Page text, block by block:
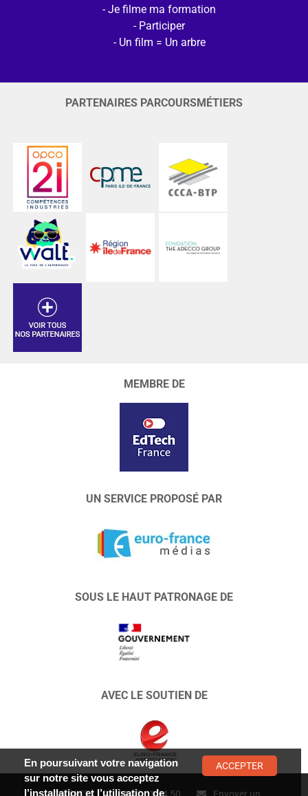
Je filme ma formation
Participer
Un film = Un arbre
PARTENAIRES PARCOURSMÉTIERS
MEMBRE DE
UN SERVICE PROPOSÉ PAR
SOUS LE HAUT PATRONAGE DE
AVEC LE SOUTIEN DE
CONTACT : 01 47 01 34 50 Envoyer un
En poursuivant votre navigation
sur notre site vous acceptez
l’installation et l’utilisation de
ACCEPTER